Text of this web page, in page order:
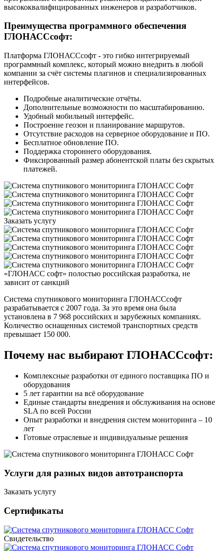
высококвалифицированных инженеров и разработчиков.
Преимущества программного обеспечения
ГЛОНАССсофт:
Платформа ГЛОНАССсофт - это гибко интегрируемый
программный комплекс, который можно внедрить в любой
компании за счёт системы плагинов и специализированных
интерфейсов.
Подробные аналитические отчёты.
Дополнительные возможности по масштабированию.
Удобный мобильный интерфейс.
Построение геозон и планирование маршрутов.
Отсутствие расходов на серверное оборудование и ПО.
Бесплатное обновление ПО.
Поддержка стороннего оборудования.
Фиксированный размер абонентской платы без скрытых
платежей.
Заказать услугу
«ГЛОНАСС софт» полостью российская разработка, не
зависит от санкций
Система спутникового мониторинга ГЛОНАССсофт
разрабатывается с 2007 года. За это время она была
установлена в 7 968 российских и зарубежных компаниях.
Количество оснащенных системой транспортных средств
превышает 150 000.
Почему нас выбирают ГЛОНАССсофт:
Комплексные разработки от единого поставщика ПО и
оборудования
5 лет гарантии на всё оборудование
Единые стандарты внедрения и обслуживания на основе
SLA по всей России
Опыт разработки и внедрения систем мониторинга – 10
лет
Готовые отраслевые и индивидуальные решения
Услуги для разных видов автотранспорта
Заказать услугу
Сертификаты
Свидетельство